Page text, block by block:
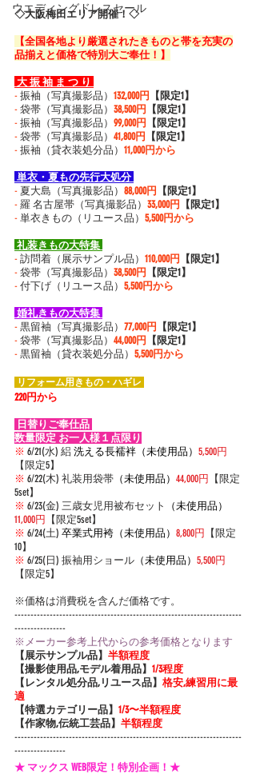
ウエディングドレスセール
◇大阪梅田エリア開催！◇
【全国各地より厳選されたきものと帯を充実の
品揃えと価格で特別大ご奉仕！】
大 振 袖 ま つ り
- 振袖（写真撮影品） 132,000円 【限定1】
- 袋帯（写真撮影品） 38,500円 【限定1】
- 振袖（写真撮影品） 99,000円 【限定1】
- 袋帯（写真撮影品） 41,800円 【限定1】
- 振袖（貸衣装処分品） 11,000円から
単衣・夏もの先行大処分
- 夏大島（写真撮影品） 88,000円 【限定1】
- 羅 名古屋帯（写真撮影品） 33,000円 【限定1】
- 単衣きもの（リユース品） 5,500円から
礼装きもの大特集
- 訪問着（展示サンプル品） 110,000円 【限定1】
- 袋帯（写真撮影品） 38,500円 【限定1】
- 付下げ（リユース品） 5,500円から
婚礼きもの大特集
- 黒留袖（写真撮影品） 77,000円 【限定1】
- 袋帯（写真撮影品） 44,000円 【限定1】
- 黒留袖（貸衣装処分品） 5,500円から
リフォーム用きもの・ハギレ
220円から
日替りご奉仕品
数量限定 お一人様１点限り
※ 6/21(水) 絽 洗える長襦袢（未使用品） 5,500円
【限定5】
※ 6/22(木) 礼装用袋帯 （未使用品） 44,000円 【限定
5set】
※ 6/23(金) 三歳女児用被布セット
（未使用品）
11,000円 【限定5set】
※ 6/24(土) 卒業式用袴（未使用品） 8,800円 【限定
10】
※ 6/25(日) 振袖用ショール （未使用品） 5,500円
【限定5】
※価格は消費税を含んだ価格です。
-----------------------------------------------------------------------
----------------
※メーカー参考上代からの参考価格となります
【展示サンプル品】 半額程度
【撮影使用品,モデル着用品】 1/3程度
【レンタル処分品,リユース品】 格安,練習用に最
適
【特選カテゴリー品】 1/3〜半額程度
【作家物,伝統工芸品】 半額程度
-----------------------------------------------------------------------
----------------
★ マックス WEB限定！特別企画！★